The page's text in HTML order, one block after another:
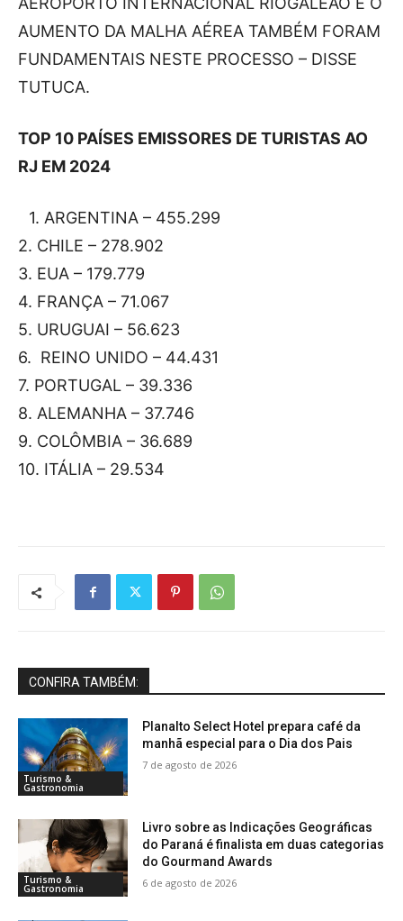
AUMENTO DA MALHA AÉREA TAMBÉM FORAM
FUNDAMENTAIS NESTE PROCESSO – DISSE
TUTUCA.
TOP 10 PAÍSES EMISSORES DE TURISTAS AO
RJ EM 2024
1.⁠ ⁠ARGENTINA – 455.299
2.⁠ ⁠⁠CHILE – 278.902
3.⁠ ⁠EUA – 179.779
4.⁠ ⁠⁠FRANÇA – 71.067
5.⁠ ⁠⁠URUGUAI – 56.623
6.⁠ ⁠⁠ REINO UNIDO – 44.431
7.⁠ ⁠⁠PORTUGAL – 39.336
8.⁠ ⁠⁠ALEMANHA – 37.746
9.⁠ ⁠⁠COLÔMBIA – 36.689
10.⁠ ⁠⁠ITÁLIA – 29.534
CONFIRA TAMBÉM:
Turismo &
Gastronomia
Planalto Select Hotel prepara café da
manhã especial para o Dia dos Pais
7 de agosto de 2026
Turismo &
Gastronomia
Livro sobre as Indicações Geográficas
do Paraná é finalista em duas categorias
do Gourmand Awards
6 de agosto de 2026